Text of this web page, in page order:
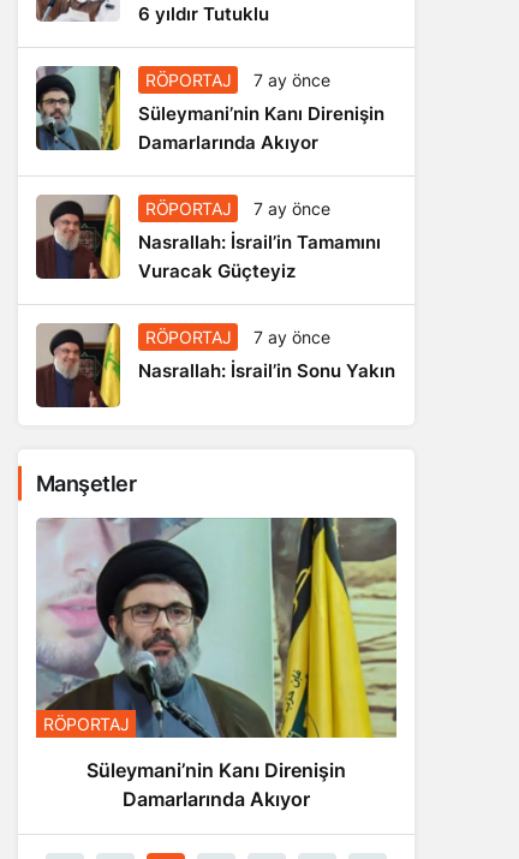
6 yıldır Tutuklu
RÖPORTAJ 7 ay önce
Süleymani’nin Kanı Direnişin
Damarlarında Akıyor
RÖPORTAJ 7 ay önce
Nasrallah: İsrail’in Tamamını
Vuracak Güçteyiz
RÖPORTAJ 7 ay önce
Nasrallah: İsrail’in Sonu Yakın
Manşetler
RÖPORTAJ
Süleymani’nin Kanı Direnişin
Damarlarında Akıyor